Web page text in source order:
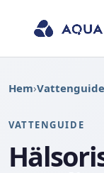
Hem›Vattenguide
VATTENGUIDE